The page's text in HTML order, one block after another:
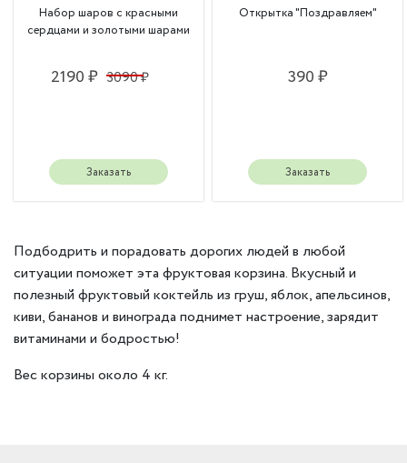
Набор шаров с красными
сердцами и золотыми шарами
2190 ₽ 3090 ₽
Заказать
Открытка "Поздравляем"
390 ₽
Заказать
Подбодрить и порадовать дорогих людей в любой
ситуации поможет эта фруктовая корзина. Вкусный и
полезный фруктовый коктейль из груш, яблок, апельсинов,
киви, бананов и винограда поднимет настроение, зарядит
витаминами и бодростью!
Вес корзины около 4 кг.